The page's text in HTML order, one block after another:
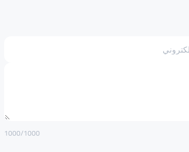
1000/1000